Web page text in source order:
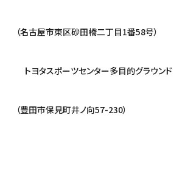
橋二丁目1番58号）
ター多目的グラウンド
ノ向57-230）